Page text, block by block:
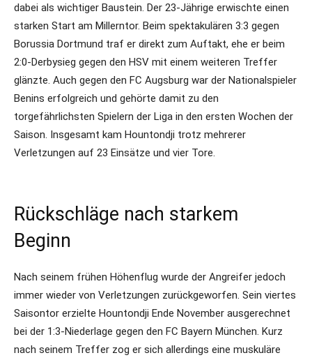
dabei als wichtiger Baustein. Der 23-Jährige erwischte einen
starken Start am Millerntor. Beim spektakulären 3:3 gegen
Borussia Dortmund traf er direkt zum Auftakt, ehe er beim
2:0-Derbysieg gegen den HSV mit einem weiteren Treffer
glänzte. Auch gegen den FC Augsburg war der Nationalspieler
Benins erfolgreich und gehörte damit zu den
torgefährlichsten Spielern der Liga in den ersten Wochen der
Saison. Insgesamt kam Hountondji trotz mehrerer
Verletzungen auf 23 Einsätze und vier Tore.
Rückschläge nach starkem
Beginn
Nach seinem frühen Höhenflug wurde der Angreifer jedoch
immer wieder von Verletzungen zurückgeworfen. Sein viertes
Saisontor erzielte Hountondji Ende November ausgerechnet
bei der 1:3-Niederlage gegen den FC Bayern München. Kurz
nach seinem Treffer zog er sich allerdings eine muskuläre